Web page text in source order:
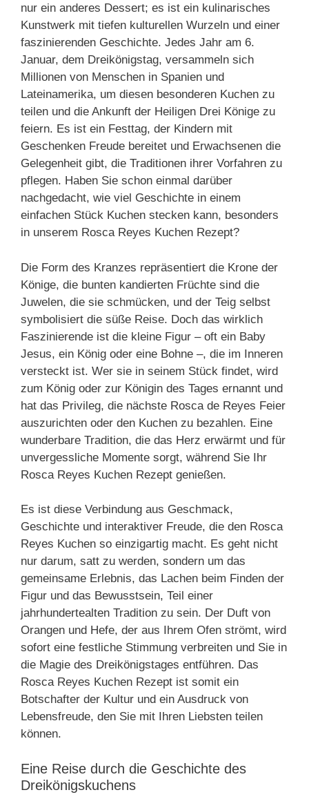
nur ein anderes Dessert; es ist ein kulinarisches
Kunstwerk mit tiefen kulturellen Wurzeln und einer
faszinierenden Geschichte. Jedes Jahr am 6.
Januar, dem Dreikönigstag, versammeln sich
Millionen von Menschen in Spanien und
Lateinamerika, um diesen besonderen Kuchen zu
teilen und die Ankunft der Heiligen Drei Könige zu
feiern. Es ist ein Festtag, der Kindern mit
Geschenken Freude bereitet und Erwachsenen die
Gelegenheit gibt, die Traditionen ihrer Vorfahren zu
pflegen. Haben Sie schon einmal darüber
nachgedacht, wie viel Geschichte in einem
einfachen Stück Kuchen stecken kann, besonders
in unserem Rosca Reyes Kuchen Rezept?
Die Form des Kranzes repräsentiert die Krone der
Könige, die bunten kandierten Früchte sind die
Juwelen, die sie schmücken, und der Teig selbst
symbolisiert die süße Reise. Doch das wirklich
Faszinierende ist die kleine Figur – oft ein Baby
Jesus, ein König oder eine Bohne –, die im Inneren
versteckt ist. Wer sie in seinem Stück findet, wird
zum König oder zur Königin des Tages ernannt und
hat das Privileg, die nächste Rosca de Reyes Feier
auszurichten oder den Kuchen zu bezahlen. Eine
wunderbare Tradition, die das Herz erwärmt und für
unvergessliche Momente sorgt, während Sie Ihr
Rosca Reyes Kuchen Rezept genießen.
Es ist diese Verbindung aus Geschmack,
Geschichte und interaktiver Freude, die den Rosca
Reyes Kuchen so einzigartig macht. Es geht nicht
nur darum, satt zu werden, sondern um das
gemeinsame Erlebnis, das Lachen beim Finden der
Figur und das Bewusstsein, Teil einer
jahrhundertealten Tradition zu sein. Der Duft von
Orangen und Hefe, der aus Ihrem Ofen strömt, wird
sofort eine festliche Stimmung verbreiten und Sie in
die Magie des Dreikönigstages entführen. Das
Rosca Reyes Kuchen Rezept ist somit ein
Botschafter der Kultur und ein Ausdruck von
Lebensfreude, den Sie mit Ihren Liebsten teilen
können.
Eine Reise durch die Geschichte des
Dreikönigskuchens